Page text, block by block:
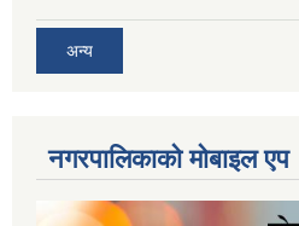
अन्य
नगरपालिकाकाे माेबाइल एप